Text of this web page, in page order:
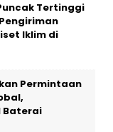
Tertinggi
Iklim di
Permintaan
Baterai